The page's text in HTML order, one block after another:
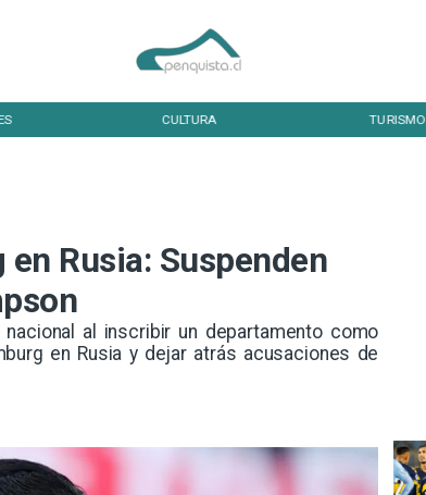
CULTURA TURISMO
Rusia: Suspenden
al inscribir un departamento como
en Rusia y dejar atrás acusaciones de